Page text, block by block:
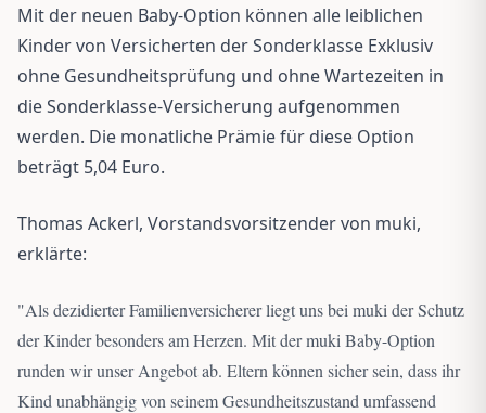
Mit der neuen Baby-Option können alle leiblichen
Kinder von Versicherten der Sonderklasse Exklusiv
ohne Gesundheitsprüfung und ohne Wartezeiten in
die Sonderklasse-Versicherung aufgenommen
werden. Die monatliche Prämie für diese Option
beträgt 5,04 Euro.
Thomas Ackerl, Vorstandsvorsitzender von muki,
erklärte:
"Als dezidierter Familienversicherer liegt uns bei muki der Schutz
der Kinder besonders am Herzen. Mit der muki Baby-Option
runden wir unser Angebot ab. Eltern können sicher sein, dass ihr
Kind unabhängig von seinem Gesundheitszustand umfassend